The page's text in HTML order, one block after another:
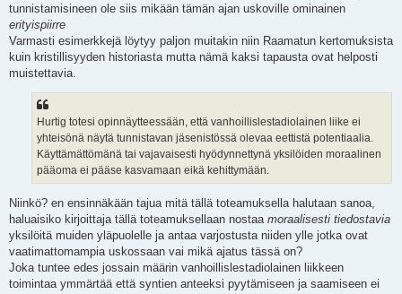
tunnistamisineen ole siis mikään tämän ajan uskoville ominainen
erityispiirre
Varmasti esimerkkejä löytyy paljon muitakin niin Raamatun kertomuksista
kuin kristillisyyden historiasta mutta nämä kaksi tapausta ovat helposti
muistettavia.
Hurtig totesi opinnäytteessään, että vanhoillislestadiolainen liike ei
yhteisönä näytä tunnistavan jäsenistössä olevaa eettistä potentiaalia.
Käyttämättömänä tai vajavaisesti hyödynnettynä yksilöiden moraalinen
pääoma ei pääse kasvamaan eikä kehittymään.
Niinkö? en ensinnäkään tajua mitä tällä toteamuksella halutaan sanoa,
haluaisiko kirjoittaja tällä toteamuksellaan nostaa moraalisesti tiedostavia
yksilöitä muiden yläpuolelle ja antaa varjostusta niiden ylle jotka ovat
vaatimattomampia uskossaan vai mikä ajatus tässä on?
Joka tuntee edes jossain määrin vanhoillislestadiolainen liikkeen
toimintaa ymmärtää että syntien anteeksi pyytämiseen ja saamiseen ei